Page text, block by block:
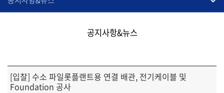
공지사항&뉴스
[입찰] 수소 파일롯플랜트용 연결 배관, 전기케이블 및
Foundation 공사